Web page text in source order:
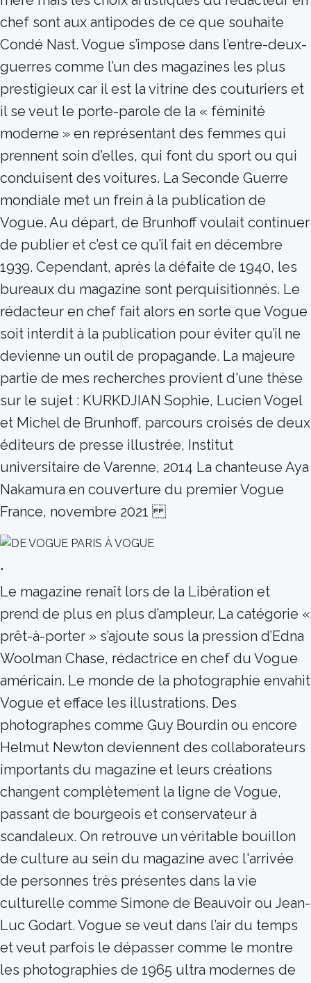
chef sont aux antipodes de ce que souhaite
Condé Nast. Vogue s’impose dans l’entre-deux-
guerres comme l’un des magazines les plus
prestigieux car il est la vitrine des couturiers et
il se veut le porte-parole de la « féminité
moderne » en représentant des femmes qui
prennent soin d’elles, qui font du sport ou qui
conduisent des voitures. La Seconde Guerre
mondiale met un frein à la publication de
Vogue. Au départ, de Brunhoff voulait continuer
de publier et c’est ce qu’il fait en décembre
1939. Cependant, après la défaite de 1940, les
bureaux du magazine sont perquisitionnés. Le
rédacteur en chef fait alors en sorte que Vogue
soit interdit à la publication pour éviter qu’il ne
devienne un outil de propagande. La majeure
partie de mes recherches provient d'une thèse
sur le sujet : KURKDJIAN Sophie, Lucien Vogel
et Michel de Brunhoff, parcours croisés de deux
éditeurs de presse illustrée, Institut
universitaire de Varenne, 2014 La chanteuse Aya
Nakamura en couverture du premier Vogue
France, novembre 2021
.
Le magazine renaît lors de la Libération et
prend de plus en plus d’ampleur. La catégorie «
prêt-à-porter » s’ajoute sous la pression d’Edna
Woolman Chase, rédactrice en chef du Vogue
américain. Le monde de la photographie envahit
Vogue et efface les illustrations. Des
photographes comme Guy Bourdin ou encore
Helmut Newton deviennent des collaborateurs
importants du magazine et leurs créations
changent complètement la ligne de Vogue,
passant de bourgeois et conservateur à
scandaleux. On retrouve un véritable bouillon
de culture au sein du magazine avec l'arrivée
de personnes très présentes dans la vie
culturelle comme Simone de Beauvoir ou Jean-
Luc Godart. Vogue se veut dans l’air du temps
et veut parfois le dépasser comme le montre
les photographies de 1965 ultra modernes de